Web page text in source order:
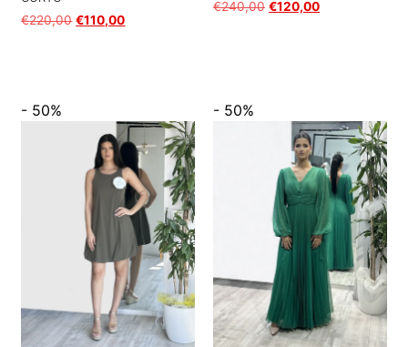
€220,00 €110,00
€240,00 €120,00
- 50% - 50%